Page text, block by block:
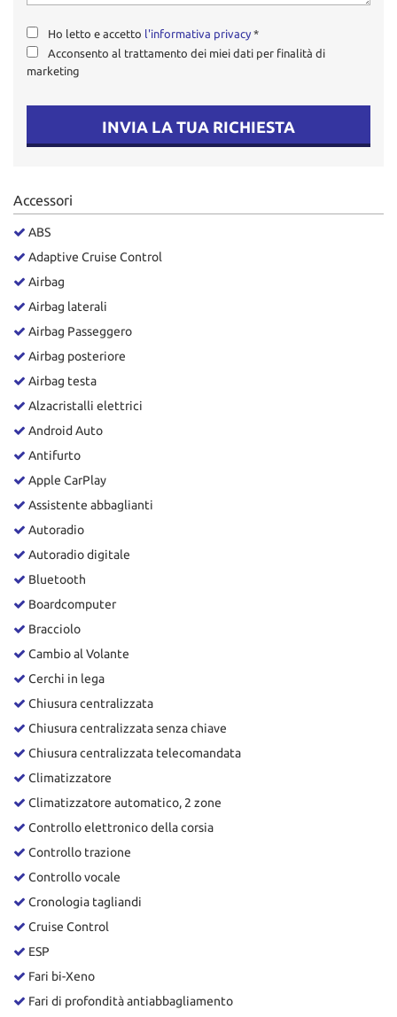
Ho letto e accetto l'informativa privacy *
Acconsento al trattamento dei miei dati per finalità di
marketing
INVIA LA TUA RICHIESTA
Accessori
ABS
Adaptive Cruise Control
Airbag
Airbag laterali
Airbag Passeggero
Airbag posteriore
Airbag testa
Alzacristalli elettrici
Android Auto
Antifurto
Apple CarPlay
Assistente abbaglianti
Autoradio
Autoradio digitale
Bluetooth
Boardcomputer
Bracciolo
Cambio al Volante
Cerchi in lega
Chiusura centralizzata
Chiusura centralizzata senza chiave
Chiusura centralizzata telecomandata
Climatizzatore
Climatizzatore automatico, 2 zone
Controllo elettronico della corsia
Controllo trazione
Controllo vocale
Cronologia tagliandi
Cruise Control
ESP
Fari bi-Xeno
Fari di profondità antiabbagliamento